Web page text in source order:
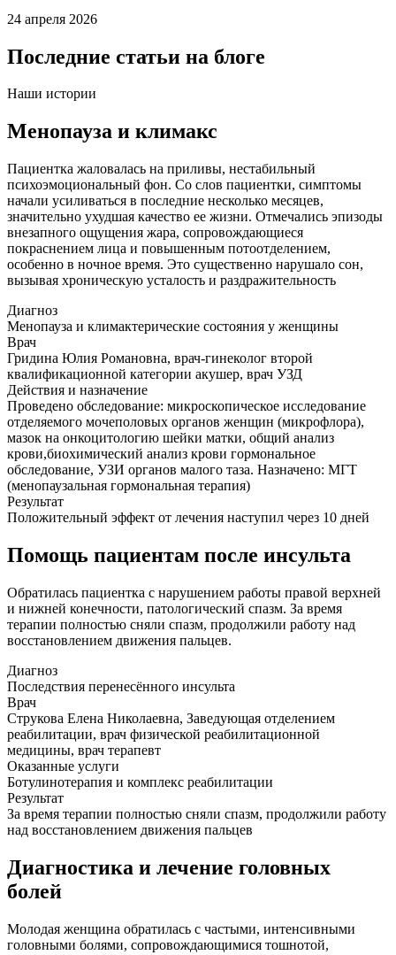
24 апреля 2026
Последние статьи на блоге
Наши истории
Менопауза и климакс
Пациентка жаловалась на приливы, нестабильный
психоэмоциональный фон. Со слов пациентки, симптомы
начали усиливаться в последние несколько месяцев,
значительно ухудшая качество ее жизни. Отмечались эпизоды
внезапного ощущения жара, сопровождающиеся
покраснением лица и повышенным потоотделением,
особенно в ночное время. Это существенно нарушало сон,
вызывая хроническую усталость и раздражительность
Диагноз
Менопауза и климактерические состояния у женщины
Врач
Гридина Юлия Романовна, врач-гинеколог второй
квалификационной категории акушер, врач УЗД
Действия и назначение
Проведено обследование: микроскопическое исследование
отделяемого мочеполовых органов женщин (микрофлора),
мазок на онкоцитологию шейки матки, общий анализ
крови,биохимический анализ крови гормональное
обследование, УЗИ органов малого таза. Назначено: МГТ
(менопаузальная гормональная терапия)
Результат
Положительный эффект от лечения наступил через 10 дней
Помощь пациентам после инсульта
Обратилась пациентка с нарушением работы правой верхней
и нижней конечности, патологический спазм. За время
терапии полностью сняли спазм, продолжили работу над
восстановлением движения пальцев.
Диагноз
Последствия перенесённого инсульта
Врач
Струкова Елена Николаевна, Заведующая отделением
реабилитации, врач физической реабилитационной
медицины, врач терапевт
Оказанные услуги
Ботулинотерапия и комплекс реабилитации
Результат
За время терапии полностью сняли спазм, продолжили работу
над восстановлением движения пальцев
Диагностика и лечение головных
болей
Молодая женщина обратилась с частыми, интенсивными
головными болями, сопровождающимися тошнотой,